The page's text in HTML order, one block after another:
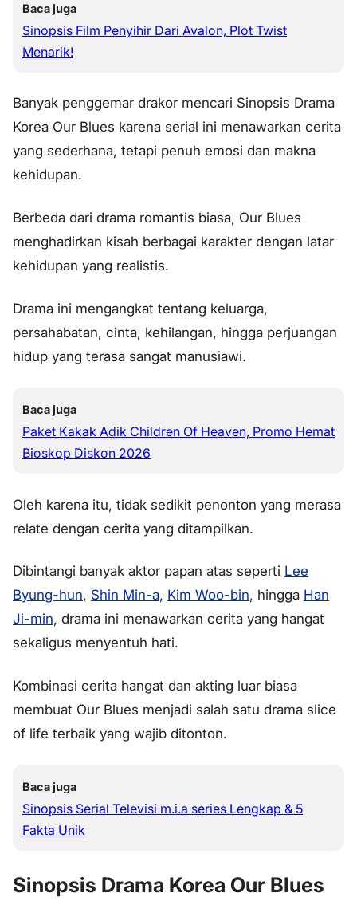
Baca juga
Sinopsis Film Penyihir Dari Avalon, Plot Twist
Menarik!
Banyak penggemar drakor mencari Sinopsis Drama
Korea Our Blues karena serial ini menawarkan cerita
yang sederhana, tetapi penuh emosi dan makna
kehidupan.
Berbeda dari drama romantis biasa, Our Blues
menghadirkan kisah berbagai karakter dengan latar
kehidupan yang realistis.
Drama ini mengangkat tentang keluarga,
persahabatan, cinta, kehilangan, hingga perjuangan
hidup yang terasa sangat manusiawi.
Baca juga
Paket Kakak Adik Children Of Heaven, Promo Hemat
Bioskop Diskon 2026
Oleh karena itu, tidak sedikit penonton yang merasa
relate dengan cerita yang ditampilkan.
Dibintangi banyak aktor papan atas seperti Lee
Byung-hun, Shin Min-a, Kim Woo-bin, hingga Han
Ji-min, drama ini menawarkan cerita yang hangat
sekaligus menyentuh hati.
Kombinasi cerita hangat dan akting luar biasa
membuat Our Blues menjadi salah satu drama slice
of life terbaik yang wajib ditonton.
Baca juga
Sinopsis Serial Televisi m.i.a series Lengkap & 5
Fakta Unik
Sinopsis Drama Korea Our Blues